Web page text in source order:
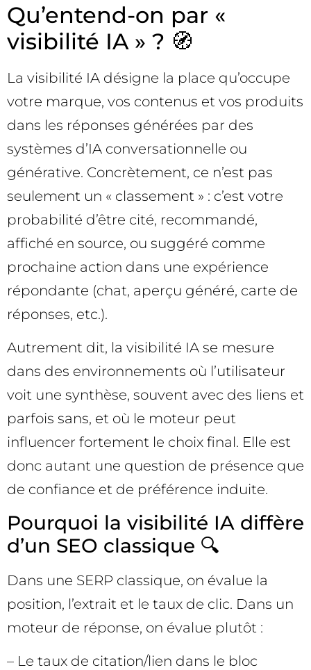
Qu’entend-on par «
visibilité IA » ? 🧭
La visibilité IA désigne la place qu’occupe
votre marque, vos contenus et vos produits
dans les réponses générées par des
systèmes d’IA conversationnelle ou
générative. Concrètement, ce n’est pas
seulement un « classement » : c’est votre
probabilité d’être cité, recommandé,
affiché en source, ou suggéré comme
prochaine action dans une expérience
répondante (chat, aperçu généré, carte de
réponses, etc.).
Autrement dit, la visibilité IA se mesure
dans des environnements où l’utilisateur
voit une synthèse, souvent avec des liens et
parfois sans, et où le moteur peut
influencer fortement le choix final. Elle est
donc autant une question de présence que
de confiance et de préférence induite.
Pourquoi la visibilité IA diffère
d’un SEO classique 🔍
Dans une SERP classique, on évalue la
position, l’extrait et le taux de clic. Dans un
moteur de réponse, on évalue plutôt :
– Le taux de citation/lien dans le bloc